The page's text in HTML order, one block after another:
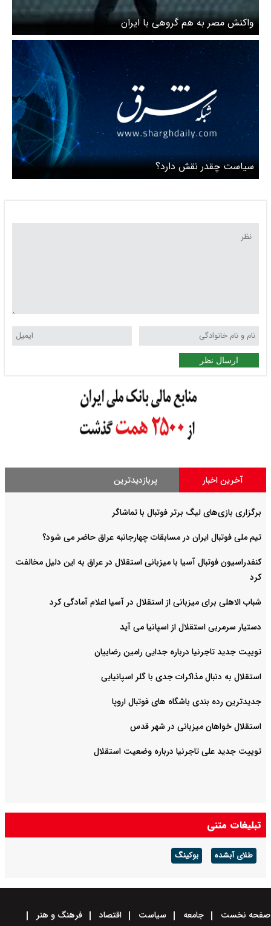
واکنش مصر به هم گروهی با ایران
سیاست چقدر نقش دارد؟
ارسال نظر
آخرین اخبار پربازدیدترین
برگزاری بازی‌های لیگ برتر فوتبال با تماشاگر
تیم ملی فوتبال ایران در مسابقات چهارجانبه عراق حاضر می شود؟
کنفدراسیون فوتبال آسیا با میزبانی استقلال در عراق به این دلیل مخالفت
کرد
شباب الاهلی برای میزبانی از استقلال در آسیا اعلام آمادگی کرد
دستیار سرمربی استقلال از اسپانیا می آید
توییت جدید تاجرنیا درباره جدایی رامین رضاییان
استقلال به دنبال مذاکرات جدی با گلر اسپانیایی
جدیدترین رده بندی باشگاه های فوتبال اروپا
استقلال خواهان میزبانی در شهر قدس
توییت جدید علی تاجرنیا درباره وضعیت استقلال
تبلیغات متنی
طلای آبشده بوکینگ
صفحه نخست جامعه سیاست اقتصاد
فرهنگ و هنر